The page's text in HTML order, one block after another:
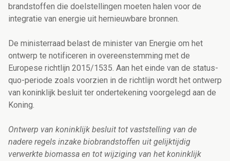
brandstoffen die doelstellingen moeten halen voor de
integratie van energie uit hernieuwbare bronnen.
De ministerraad belast de minister van Energie om het
ontwerp te notificeren in overeenstemming met de
Europese richtlijn 2015/1535. Aan het einde van de status-
quo-periode zoals voorzien in de richtlijn wordt het ontwerp
van koninklijk besluit ter ondertekening voorgelegd aan de
Koning.
Ontwerp van koninklijk besluit tot vaststelling van de
nadere regels inzake biobrandstoffen uit gelijktijdig
verwerkte biomassa en tot wijziging van het koninklijk